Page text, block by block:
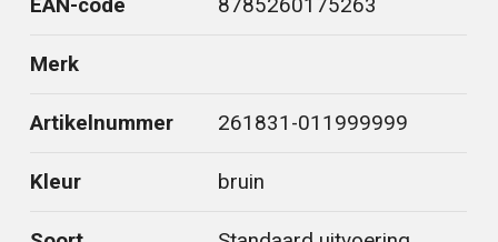
EAN-code 8785260175263
Merk
Artikelnummer 261831-011999999
Kleur bruin